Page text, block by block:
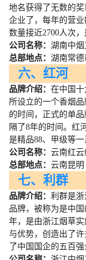
地名获得了无数的
企业了，每年的营
数量接近2700人次，
公司名称： 湖南中烟
总部地点： 湖南常德
六、红河
品牌介绍： 在中国十
所设立的一个香烟
的时间，正式的单
隔了8年的时间。红
是精品88、甲级等一
公司名称： 云南红云
总部地点： 云南昆明
七、利群
品牌介绍： 利群是
品牌，被称为是中
年，是由浙江烟草
与优势，创造出了
了中国国企的五百